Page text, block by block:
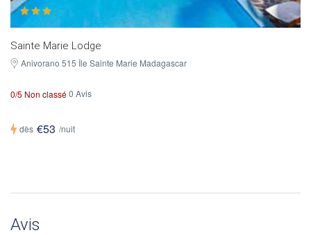
Sainte Marie Lodge
Anivorano 515 Île Sainte Marie Madagascar
0/5 Non classé0 Avis
dès €53 /nuit
Avis